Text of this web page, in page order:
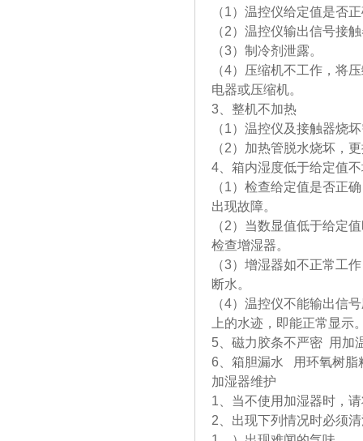
（1）温控仪给定值是否
（2）温控仪输出信号接
（3）制冷剂泄露。
（4）压缩机不工作，将
电器或压缩机。
3、整机不加热
（1）温控仪及接触器烧
（2）加热管脱水烧坏，
4、箱内湿度低于给定值
（1）检查给定值是否正
出现故障。
（2）当数显值低于给定
检查增湿器。
（3）增湿器如不正常工
断水。
（4）温控仪不能输出信
上的水迹，即能正常显示
5、磁力胶条不严密 用加
6、箱胆漏水 用环氧树脂
加湿器维护
1、当不使用加湿器时，
2、出现下列情况时必须